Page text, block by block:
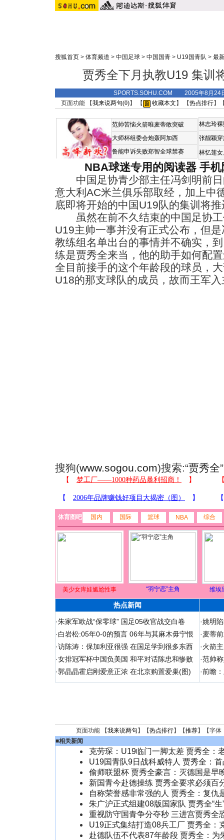
搜狐首页 > 体育频道 > 中国足球 > 中国国青 > U19国青队 > 最
贾秀全下月执教U19 集训
SPORTS.SOHU.COM 2005年8月24
页面功能 【我来说两句(0)】 【 收藏本文 】 【热点排行】
范帅苦恼火箭唯麦蒂敢突破
大师杯组委会炮轰阿加西
鲁能申诉失败郑智全球禁赛
林志玲
张靓颖
林忆莲
NBA球迷专用的阅读器 手
中国足协青少部主任冯剑明前日
意大利AC米兰俱乐部取经，加上中
底即将开始的中国U19队的集训将
虽然在前不久结束的中国足协工
U19主帅一事并没有正式公布，但
教练组名单出台的事情并不确实，
练是贾秀全来当，他的助手如何配
全目前接手的这个年龄段的球员，
U18的那支球队的成员，故而王军
搜狗(www.sogou.com)搜索:“贾秀全
体育图吧 国内 国际 篮球 NBA 综合
美少女库娃尴尬性事 “羽宁恋”主角 维埃
热点新闻
·朱家军欧战“保零球” 国足05收官战交白卷
·白岩松:05年0-0的预言 06年与其麻木毋宁恨
·访陈涛：保加利亚很强 在国足学到很多东西
·女排冠军杯中国负美国 和平对话陈忠和惨败
·郭晶晶霍启刚爱意正浓 在北京购置爱巢(图)
·姚明
·麦蒂
·火箭
·范帅
·前瞻
页面功能 【我来说两句 】【热点排行】【推荐】【字体
■相关新闻
克劳琛：U19临门一脚太差 贾秀全：
U19国青队9日战科威特人 贾秀全：
偷师联盟杯 贾秀全豪言：灭德国是早
新国青今赴德操练 贾秀全要求必须百
自称荣誉感非常强的人 贾秀全：复仇
朱广沪正式组建08版国家队 贾秀全“生
重视防守国青争分夺秒 三进宫贾秀全
U19正式集结打造08兵工厂 贾秀全：
赴德队伍不代表87年龄段 贾秀全：为